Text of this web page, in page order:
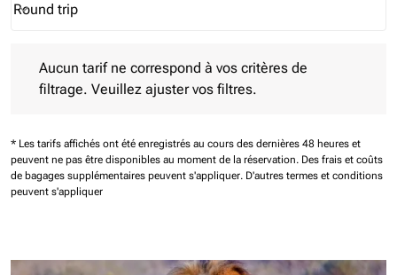
Journey Types option Round trip Selected
Round trip
keyboard_arrow_down
Aucun tarif ne correspond à vos critères de
filtrage. Veuillez ajuster vos filtres.
* Les tarifs affichés ont été enregistrés au cours des dernières 48 heures et
peuvent ne pas être disponibles au moment de la réservation. Des frais et coûts
de bagages supplémentaires peuvent s'appliquer. D'autres termes et conditions
peuvent s'appliquer